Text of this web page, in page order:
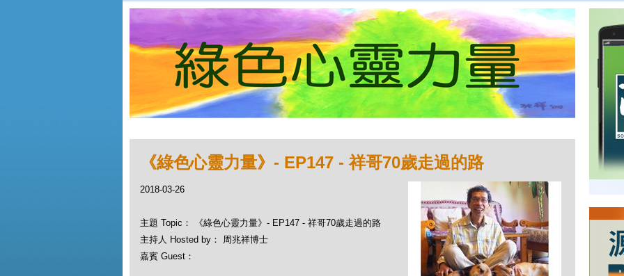
《綠色心靈力量》- EP147 - 祥哥70歲走過的路
2018-03-26
主題 Topic： 《綠色心靈力量》- EP147 - 祥哥70歲走過的路
主持人 Hosted by： 周兆祥博士
嘉賓 Guest：